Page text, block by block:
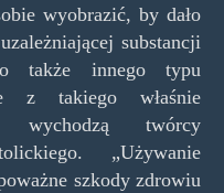
wyobrazić, by dało
substancji
także innego typu
z takiego właśnie
wychodzą twórcy
„Używanie
szkody zdrowiu